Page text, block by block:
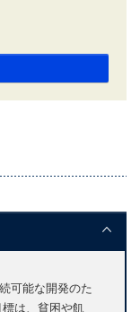
可能な開発のた
は、貧困や飢